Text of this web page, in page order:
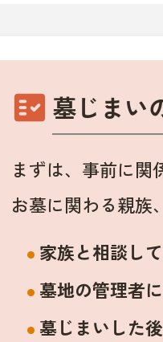
fact_check 墓じまい
まずは、事前に関
お墓に関わる親族
家族と相談し
墓地の管理者
墓じまいした